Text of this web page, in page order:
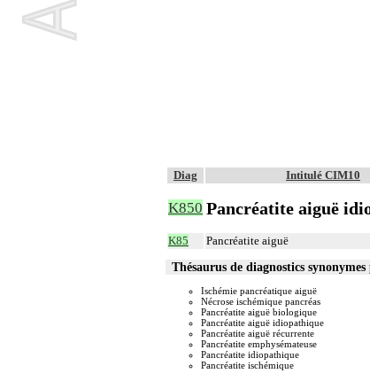
Diag Intitulé CIM10
K850 Pancréatite aiguë
K85 Pancréatite aiguë
Thésaurus de diagnostics
Ischémie pancréatique aiguë
Nécrose ischémique pancréas
Pancréatite aiguë biologique
Pancréatite aiguë idiopathique
Pancréatite aiguë récurrente
Pancréatite emphysémateuse
Pancréatite idiopathique
Pancréatite ischémique